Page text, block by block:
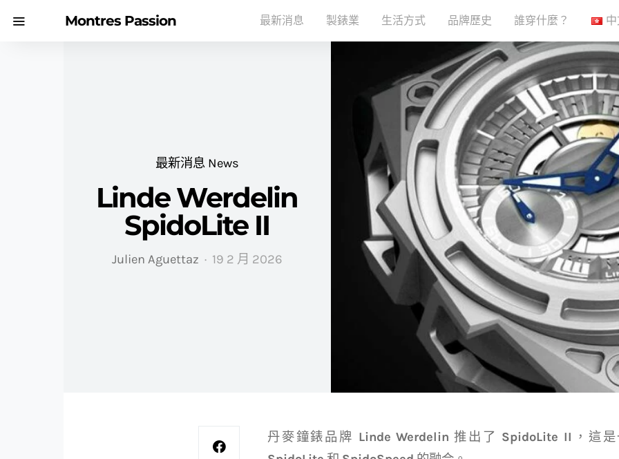
Montres Passion 最新消息 製錶業 生活方式 品牌歷史 誰穿什麼？
最新消息 News
Linde Werdelin
SpidoLite II
Julien Aguettaz 19 2 月 2026
丹麥鐘錶品牌 Linde Werdelin 推出了 SpidoLite II ，這